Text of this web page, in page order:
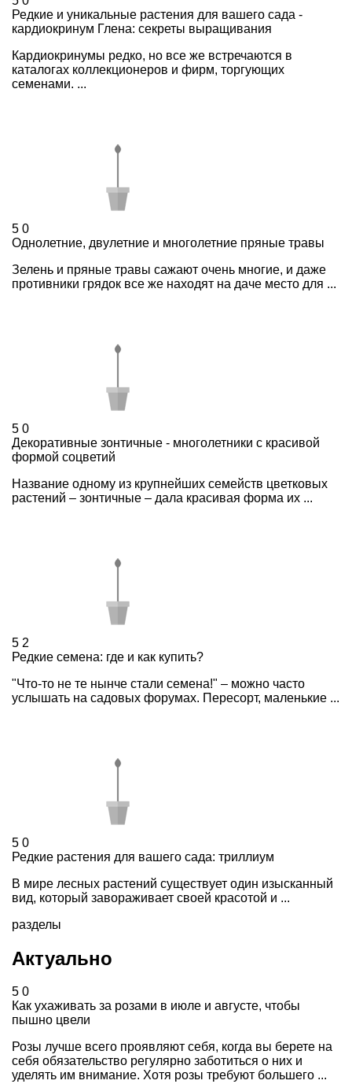
Редкие и уникальные растения для вашего сада -
кардиокринум Глена: секреты выращивания
Кардиокринумы редко, но все же встречаются в
каталогах коллекционеров и фирм, торгующих
семенами. ...
5 0
Однолетние, двулетние и многолетние пряные травы
Зелень и пряные травы сажают очень многие, и даже
противники грядок все же находят на даче место для ...
5 0
Декоративные зонтичные - многолетники с красивой
формой соцветий
Название одному из крупнейших семейств цветковых
растений – зонтичные – дала красивая форма их ...
5 2
Редкие семена: где и как купить?
"Что-то не те нынче стали семена!" – можно часто
услышать на садовых форумах. Пересорт, маленькие ...
5 0
Редкие растения для вашего сада: триллиум
В мире лесных растений существует один изысканный
вид, который завораживает своей красотой и ...
разделы
Актуально
5 0
Как ухаживать за розами в июле и августе, чтобы
пышно цвели
Розы лучше всего проявляют себя, когда вы берете на
себя обязательство регулярно заботиться о них и
уделять им внимание. Хотя розы требуют большего ...